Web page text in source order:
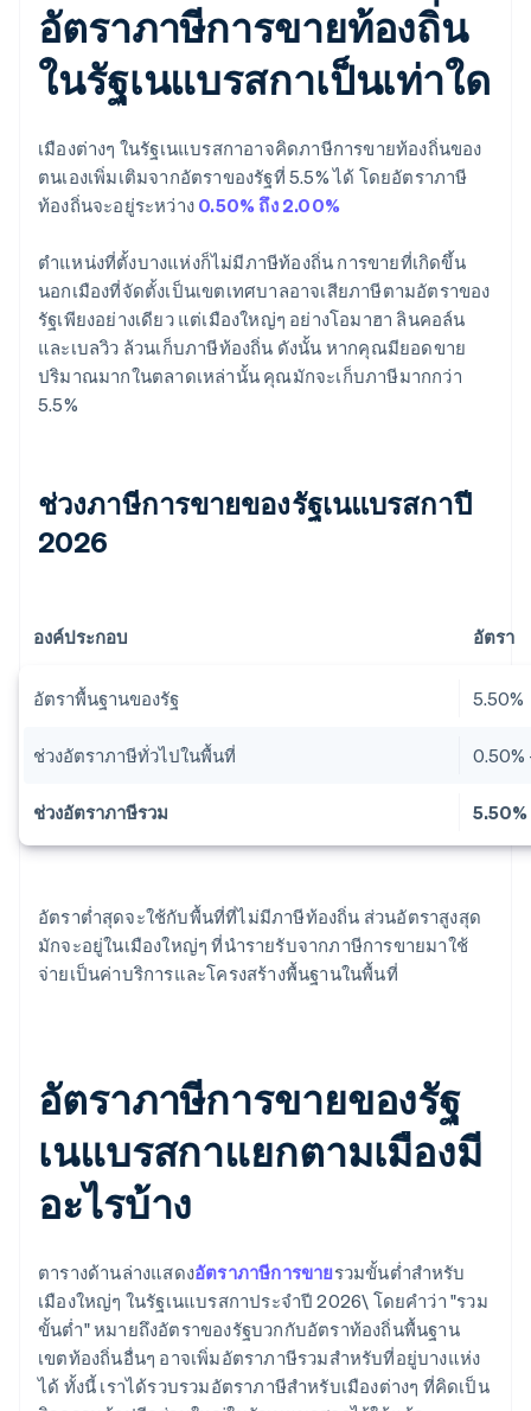
อัตราภาษีการขายท้องถิ่น
ในรัฐเนแบรสกาเป็นเท่าใด
เมืองต่างๆ ในรัฐเนแบรสกาอาจคิดภาษีการขายท้องถิ่นของ
ตนเองเพิ่มเติมจากอัตราของรัฐที่ 5.5% ได้ โดยอัตราภาษี
ท้องถิ่นจะอยู่ระหว่าง 0.50% ถึง 2.00%
ตำแหน่งที่ตั้งบางแห่งก็ไม่มีภาษีท้องถิ่น การขายที่เกิดขึ้น
นอกเมืองที่จัดตั้งเป็นเขตเทศบาลอาจเสียภาษีตามอัตราของ
รัฐเพียงอย่างเดียว แต่เมืองใหญ่ๆ อย่างโอมาฮา ลินคอล์น
และเบลวิว ล้วนเก็บภาษีท้องถิ่น ดังนั้น หากคุณมียอดขาย
ปริมาณมากในตลาดเหล่านั้น คุณมักจะเก็บภาษีมากกว่า
5.5%
ช่วงภาษีการขายของรัฐเนแบรสกาปี
2026
องค์ประกอบ อัตรา
อัตราพื้นฐานของรัฐ 5.50%
ช่วงอัตราภาษีทั่วไปในพื้นที่ 0.50%
ช่วงอัตราภาษีรวม 5.50%
อัตราต่ำสุดจะใช้กับพื้นที่ที่ไม่มีภาษีท้องถิ่น ส่วนอัตราสูงสุด
มักจะอยู่ในเมืองใหญ่ๆ ที่นำรายรับจากภาษีการขายมาใช้
จ่ายเป็นค่าบริการและโครงสร้างพื้นฐานในพื้นที่
อัตราภาษีการขายของรัฐ
เนแบรสกาแยกตามเมืองมี
อะไรบ้าง
ตารางด้านล่างแสดงอัตราภาษีการขายรวมขั้นต่ำสำหรับ
เมืองใหญ่ๆ ในรัฐเนแบรสกาประจำปี 2026\ โดยคำว่า "รวม
ขั้นต่ำ" หมายถึงอัตราของรัฐบวกกับอัตราท้องถิ่นพื้นฐาน
เขตท้องถิ่นอื่นๆ อาจเพิ่มอัตราภาษีรวมสำหรับที่อยู่บางแห่ง
ได้ ทั้งนี้ เราได้รวบรวมอัตราภาษีสำหรับเมืองต่างๆ ที่คิดเป็น